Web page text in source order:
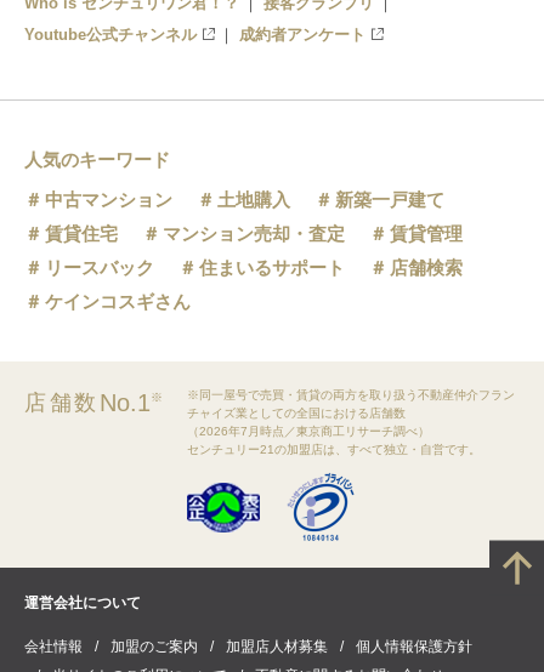
Youtube公式チャンネル
成約者アンケート
人気のキーワード
中古マンション
土地購入
新築一戸建て
賃貸住宅
マンション売却・査定
賃貸管理
リースバック
住まいるサポート
店舗検索
ケインコスギさん
店舗数 No.1※
※同一屋号で売買・賃貸の両方を取り扱う不動産仲介フラン
チャイズ業としての全国における店舗数
（2026年7月時点／東京商工リサーチ調べ）
センチュリー21の加盟店は、すべて独立・自営です。
運営会社について
会社情報 加盟のご案内 加盟店人材募集
個人情報保護方針